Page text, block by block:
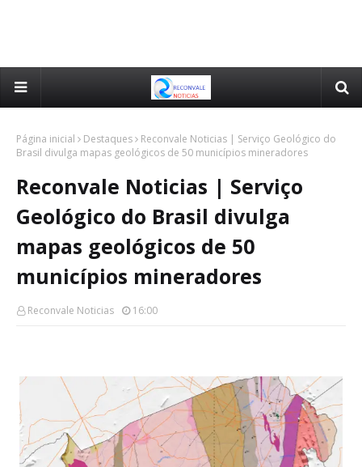
Página inicial Destaques
Reconvale Noticias | Serviço Geológico do
Brasil divulga mapas geológicos de 50 municípios mineradores
Reconvale Noticias | Serviço
Geológico do Brasil divulga
mapas geológicos de 50
municípios mineradores
Reconvale Noticias 16:00